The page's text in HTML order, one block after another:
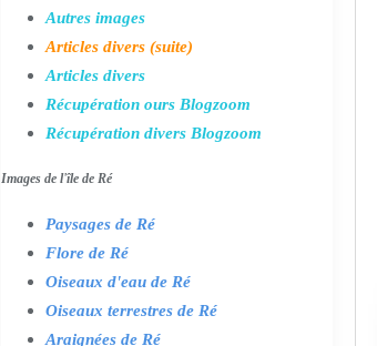
Autres images
Articles divers (suite)
Articles divers
Récupération ours Blogzoom
Récupération divers Blogzoom
Images de l'île de Ré
Paysages de Ré
Flore de Ré
Oiseaux d'eau de Ré
Oiseaux terrestres de Ré
Araignées de Ré